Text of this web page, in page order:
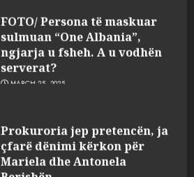
FOTO/ Persona të maskuar
sulmuan “One Albania”,
ngjarja u fsheh. A u vodhën
serverat?
MARCH 25, 2025
Prokuroria jep pretencën, ja
çfarë dënimi kërkon për
Mariela dhe Antonela
Berishën